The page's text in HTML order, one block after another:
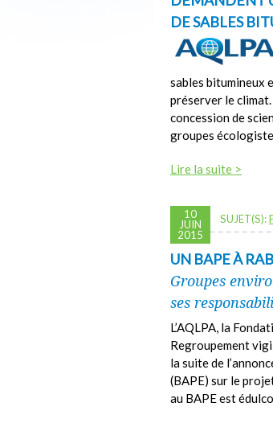
DE SABLES
sables bitumineux
préserver le
concession de
groupes
Lire la suite >
10
JUIN
2015
SUJET(S):
UN BAPE À
Groupes
ses
L’AQLPA, la
Regroupement
la suite de
(BAPE) sur le
au BAPE est